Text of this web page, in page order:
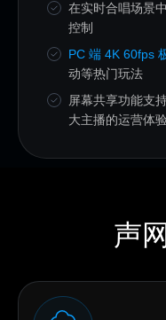
在实时合唱场景
控制
PC 端 4K 60fps
动等热门玩法
屏幕共享功能支
大主播的运营体
声